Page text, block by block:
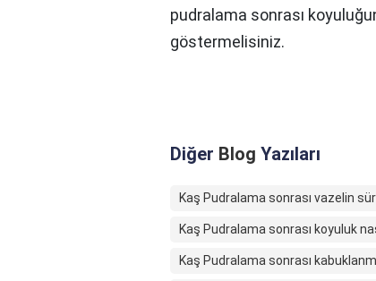
pudralama sonrası
göstermelisiniz.
Diğer Blog Yazıları
Kaş Pudralama sonrası vazelin
Kaş Pudralama sonrası koyuluk
Kaş Pudralama sonrası